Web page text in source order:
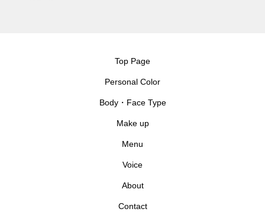
Top Page
Personal Color
Body・Face Type
Make up
Menu
Voice
About
Contact